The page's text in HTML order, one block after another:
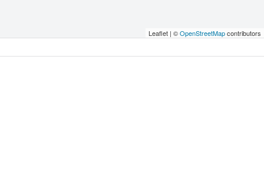
Leaflet | ©OpenStreetMapcontributors